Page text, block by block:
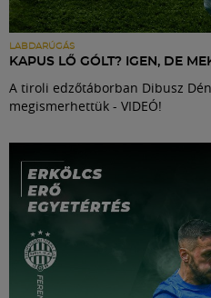
LABDARÚGÁS
KAPUS LŐ GÓLT? IGEN, DE
A tiroli edzőtáborban Dibusz
megismerhettük - VIDEÓ!